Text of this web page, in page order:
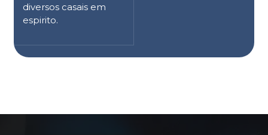
diversos casais em
espirito.